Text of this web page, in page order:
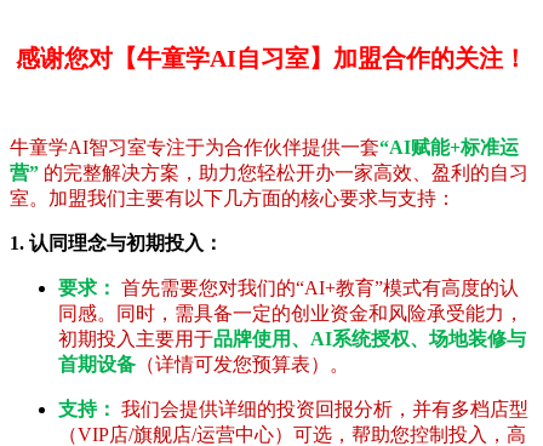
感谢您对【牛童学AI自习室】加盟合作的关注！
牛童学AI智习室专注于为合作伙伴提供一套“AI赋能+标准运
营” 的完整解决方案，助力您轻松开办一家高效、盈利的自习
室。加盟我们主要有以下几方面的核心要求与支持：
1. 认同理念与初期投入：
要求： 首先需要您对我们的“AI+教育”模式有高度的认
同感。同时，需具备一定的创业资金和风险承受能力，
初期投入主要用于品牌使用、AI系统授权、场地装修与
首期设备 （详情可发您预算表）。
支持： 我们会提供详细的投资回报分析，并有多档店型
（VIP店/旗舰店/运营中心）可选，帮助您控制投入，高